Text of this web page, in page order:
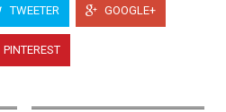
TWEETER GOOGLE+
PINTEREST